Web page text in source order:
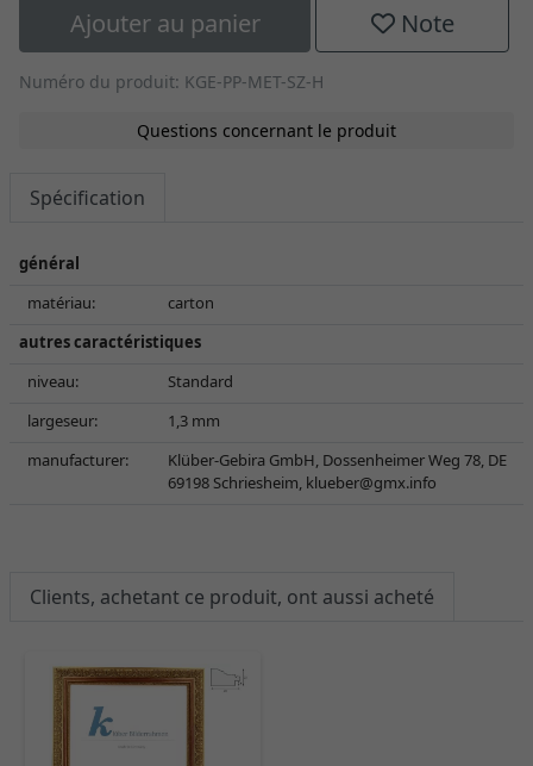
Ajouter au panier Note
Numéro du produit: KGE-PP-MET-SZ-H
Questions concernant le produit
Spécification
général
matériau:
carton
autres caractéristiques
niveau:
Standard
largeseur:
1,3 mm
manufacturer:
Klüber-Gebira GmbH, Dossenheimer Weg 78, DE
69198 Schriesheim, klueber@gmx.info
Clients, achetant ce produit, ont aussi acheté